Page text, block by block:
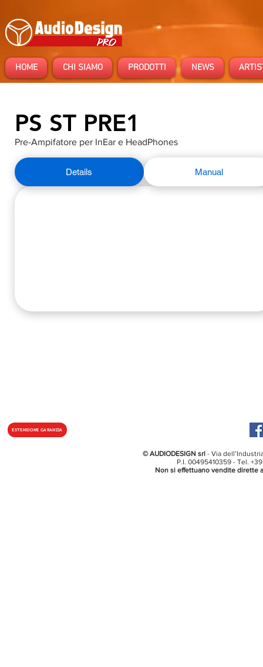
HOME CHI SIAMO PRODOTTI NEWS
PS ST PRE1
Pre-Ampifatore per InEar e HeadPhones
Details Manual
ESTENSIONE GARANZIA
© AUDIODESIGN srl - Via
P.I. 00495410359 - Tel.
Non si effettuano vendite dirette